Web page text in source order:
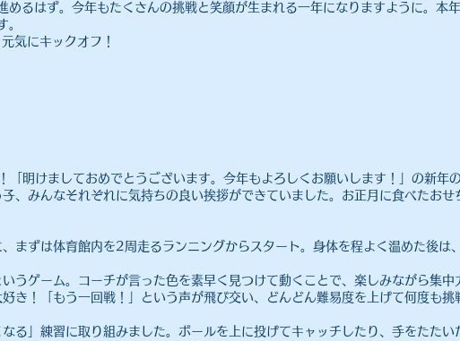
めるはず。今年もたくさんの挑戦と笑顔が生まれる一年になりますように。 本
。
気にキックオフ！
明けましておめでとうございます。今年もよろしくお願いします！」の新年
、みんなそれぞれに気持ちの良い挨拶ができていました。お正月に食べたおせ
まずは体育館内を2周走るランニングからスタート。身体を程よく温めた後は
いうゲーム。コーチが言った色を素早く見つけて動くことで、楽しみながら集
き！「もう一回戦！」という声が飛び交い、どんどん難易度を上げて何度も挑
る」練習に取り組みました。ボールを上に投げてキャッチしたり、手をたた